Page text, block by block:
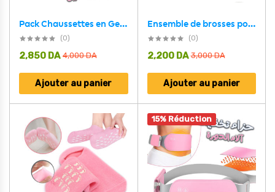
Pack Chaussettes en Gel de Silicone réutilisables avec Broyeur électrique de pieds – عرض خاص
(0)
4,000DA
2,850 DA
Ajouter au panier
Ensemble de brosses pour soins corporels complets 4 en 1
(0)
3,000DA
2,200 DA
Ajouter au panier
15% Réduction